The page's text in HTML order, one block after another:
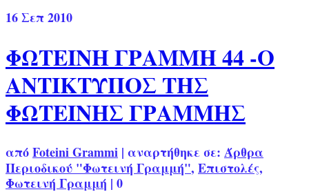
16Σεπ 2010
ΦΩΤΕΙΝΗ ΓΡΑΜΜΗ 44 -Ο
ΑΝΤΙΚΤΥΠΟΣ ΤΗΣ
ΦΩΤΕΙΝΗΣ ΓΡΑΜΜΗΣ
απόFoteini Grammi | αναρτήθηκε σε: Άρθρα
Περιοδικού "Φωτεινή Γραμμή", Επιστολές,
Φωτεινή Γραμμή | 0